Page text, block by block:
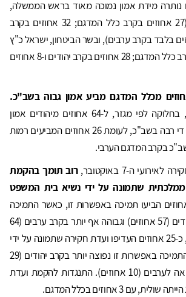
נותרה מידת אמון נמוכה מאוד בראש הממשלה,
בנימין נתניהו (27 אחוזים בקרב כלל המדגם; 32 אחוזים בקרב
ו-7 אחוזים בלבד בקרב ערבים), ובשר הביטחון, ישראל כ"ץ
(24 אחוזים בקרב כלל המדגם; 28 אחוזים בקרב יהודים ו-8 אחוזים
בדומה לצה"ל, בחלוקה לפי מגזר, ל-64 אחוזים מיהודים אמון
במידה רבה או די רבה בשב"כ, לעומת 26 אחוזים המביעים רמות
בקרב המדגם הערבי.
ה-7 באוקטובר,
רוב תומך בהקמת
שתמונה על ידי נשיא בית המשפט
אחוזים הביעו תמיכה באפשרות זו, כאשר התמיכה
דומה בקרב יהודים (57 אחוזים) וגבוהה אף יותר בקרב ערבים (64
אחוזים). מנגד, כ-25 אחוזים העדיפו ועדת חקירה שתמונה על ידי
חברי הכנסת. התמיכה באפשרות זו נפוצה יותר בקרב יהודים (29
אחוזים) בהשוואה לערבים (10 אחוזים). התנגדות להקמת ועדת
עם 3 אחוזים בכלל המדגם.